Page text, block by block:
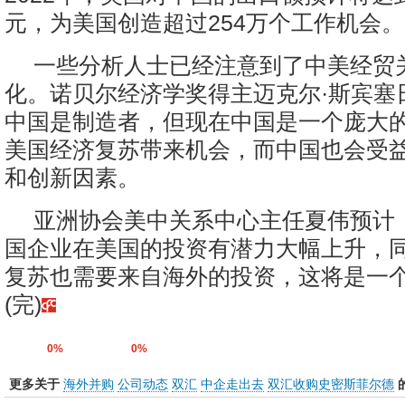
元，为美国创造超过254万个工作机会。
一些分析人士已经注意到了中美经贸
化。诺贝尔经济学奖得主迈克尔·斯宾
中国是制造者，但现在中国是一个庞大
美国经济复苏带来机会，而中国也会受
和创新因素。
亚洲协会美中关系中心主任夏伟预计
国企业在美国的投资有潜力大幅上升，
复苏也需要来自海外的投资，这将是一
(完)
0% 0%
更多关于 海外并购 公司动态 双汇 中企走出去 双汇收购史密斯菲尔德